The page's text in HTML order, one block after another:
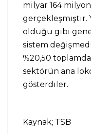
milyar 164
gerçekleşmiştir.
olduğu gibi
sistem
%20,50 toplamda
sektörün ana
gösterdiler.
Kaynak; TSB